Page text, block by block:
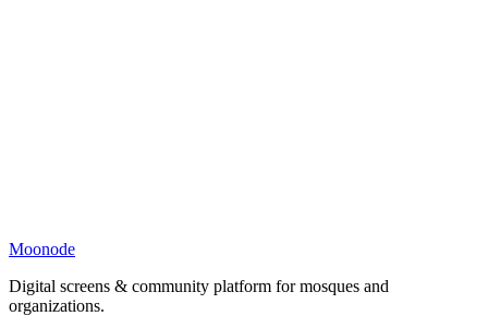
Moonode
Digital screens & community platform for mosques and
organizations.